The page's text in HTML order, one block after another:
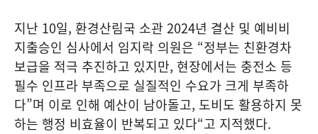
지난 10일, 환경산림국 소관 2024년 결산 및 예비비
지출승인 심사에서 임지락 의원은 “정부는 친환경차
보급을 적극 추진하고 있지만, 현장에서는 충전소 등
필수 인프라 부족으로 실질적인 수요가 크게 부족하
다”며 이로 인해 예산이 남아돌고, 도비도 활용하지 못
하는 행정 비효율이 반복되고 있다“고 지적했다.